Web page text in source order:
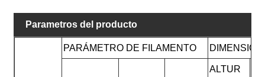
Parametros del producto
PARÁMETRO DE FILAMENTO
ALTUR